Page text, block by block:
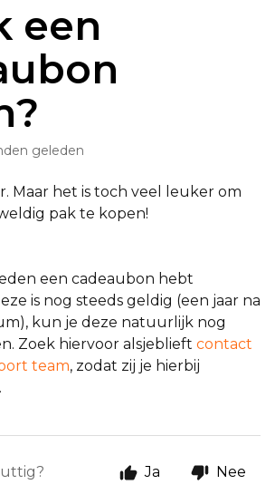
een
geleden
Maar het is toch veel leuker om
pak te kopen!
een cadeaubon hebt
is nog steeds geldig (een jaar na
kun je deze natuurlijk nog
Zoek hiervoor alsjeblieft contact
team, zodat zij je hierbij
Ja Nee